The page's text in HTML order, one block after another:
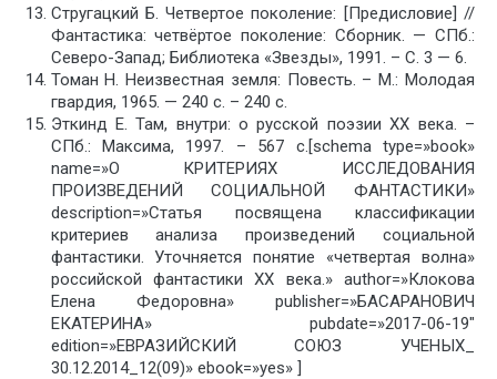
Стругацкий Б. Четвертое поколение: [Предисловие] //
Фантастика: четвёртое поколение: Сборник. — СПб.:
Северо-Запад; Библиотека «Звезды», 1991. – С. 3 — 6.
Томан Н. Неизвестная земля: Повесть. – М.: Молодая
гвардия, 1965. — 240 с. – 240 с.
Эткинд Е. Там, внутри: о русской поэзии ХХ века. –
СПб.: Максима, 1997. – 567 с.[schema type=»book»
name=»О КРИТЕРИЯХ ИССЛЕДОВАНИЯ
ПРОИЗВЕДЕНИЙ СОЦИАЛЬНОЙ ФАНТАСТИКИ»
description=»Статья посвящена классификации
критериев анализа произведений социальной
фантастики. Уточняется понятие «четвертая волна»
российской фантастики ХХ века.» author=»Клокова
Елена Федоровна» publisher=»БАСАРАНОВИЧ
ЕКАТЕРИНА» pubdate=»2017-06-19″
edition=»ЕВРАЗИЙСКИЙ СОЮЗ УЧЕНЫХ_
30.12.2014_12(09)» ebook=»yes» ]